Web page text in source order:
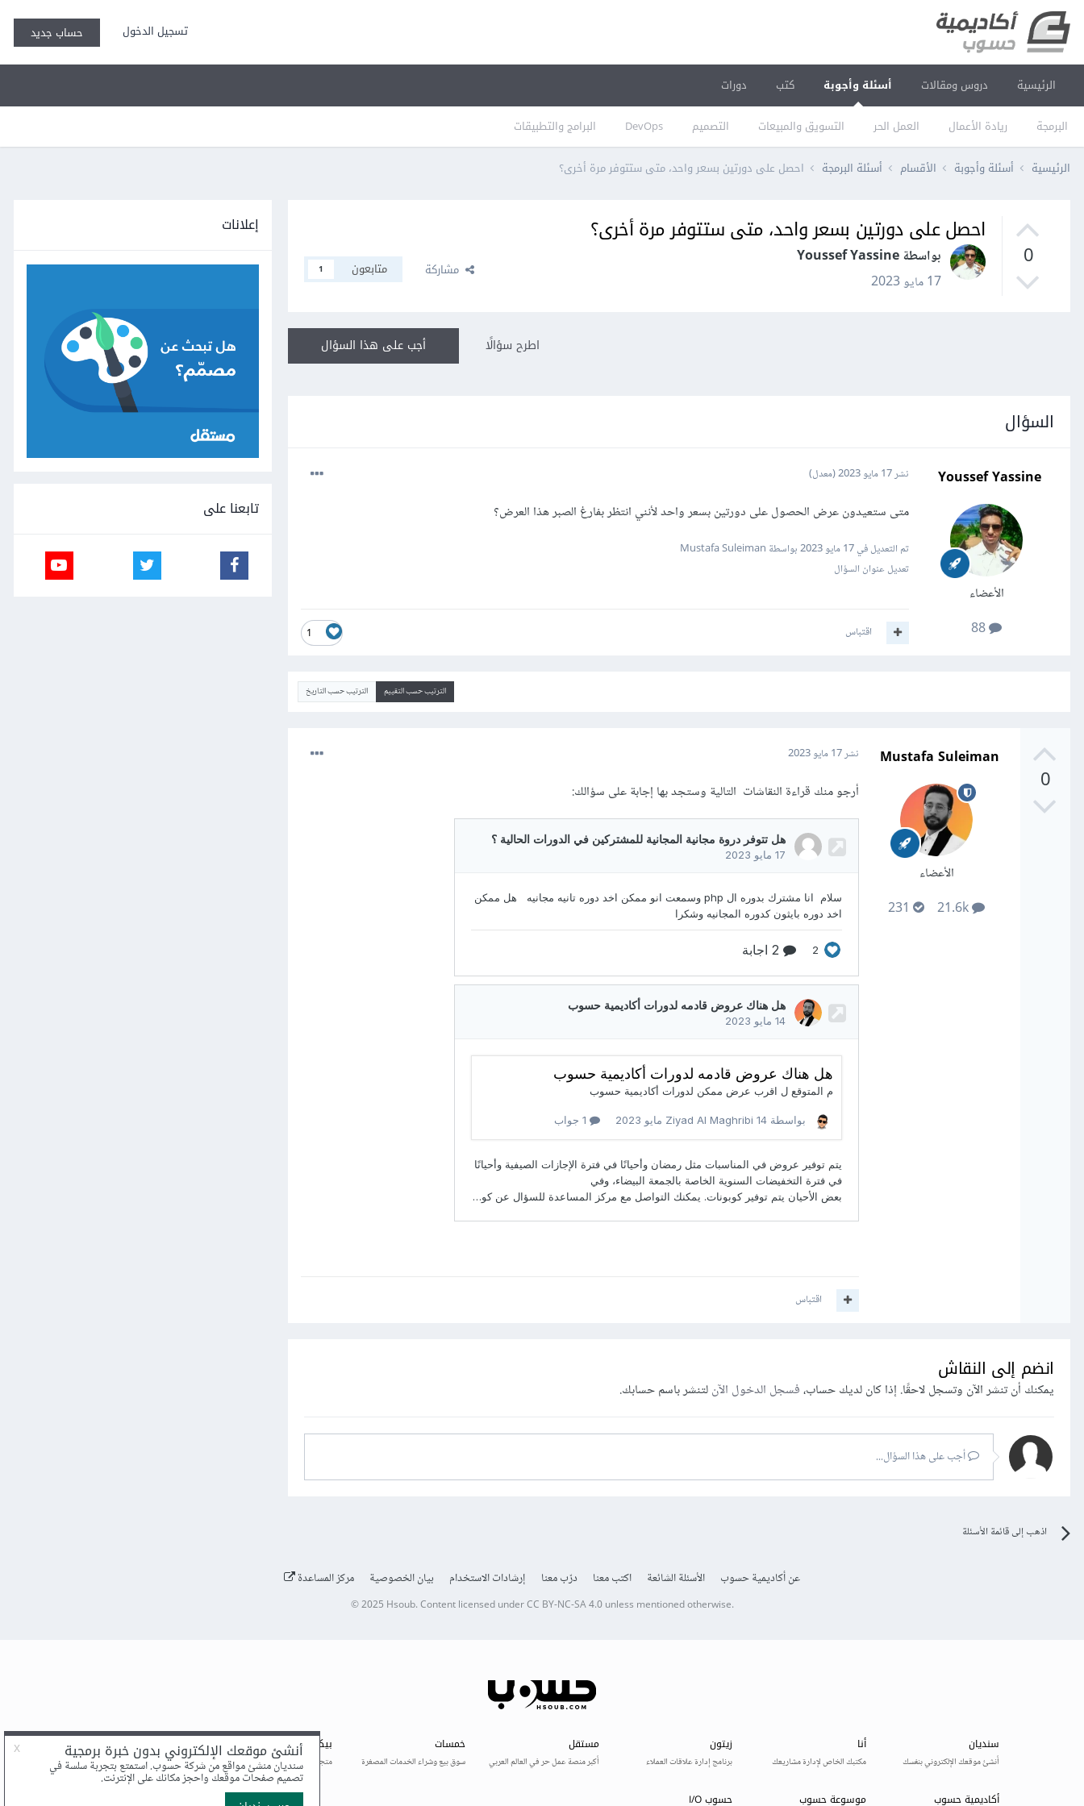
تسجيل الدخول حساب جديد
الرئيسية دروس ومقالات أسئلة وأجوبة
البرمجة ريادة الأعمال العمل الحر التسويق والمبيعات التصميم DevOps البرامج والتطبيقات
كتب دورات
الرئيسية أسئلة وأجوبة الأقسام أسئلة البرمجة احصل على دورتين بسعر واحد، متى ستتوفر مرة أخرى؟
0
احصل على دورتين بسعر واحد، متى ستتوفر مرة أخرى؟
بواسطة Youssef Yassine
17 مايو 2023
مشاركة متابعون 1
أجب على هذا السؤال اطرح سؤالًا
السؤال
Youssef Yassine
الأعضاء
نشر17 مايو 2023 (معدل)
متى ستعيدون عرض الحصول على دورتين بسعر واحد لأنني انتظر بفارغ الصبر هذا العرض؟
تم التعديل في17 مايو 2023
بواسطة Mustafa Suleiman
تعديل عنوان السؤال
1 اقتباس
الترتيب حسب التقييم الترتيب حسب التاريخ
0
Mustafa Suleiman
الأعضاء
نشر17 مايو 2023
أرجو منك قراءة النقاشات التالية وستجد بها إجابة على سؤالك:
اقتباس
انضم إلى النقاش
يمكنك أن تنشر الآن وتسجل لاحقًا. إذا كان لديك حساب،فسجل الدخول الآنلتنشر باسم حسابك.
أجب على هذا السؤال...
اذهب إلى قائمة الأسئلة
إعلانات
تابعنا على
عن أكاديمية حسوب الأسئلة الشائعة اكتب معنا درّب معنا إرشادات الاستخدام بيان الخصوصية مركز المساعدة
© 2025 Hsoub.Content licensed underCC BY-NC-SA 4.0unless mentioned otherwise.